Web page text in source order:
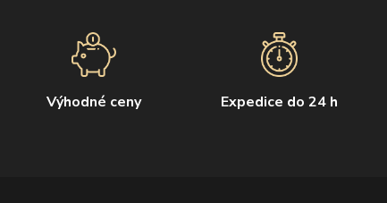
Výhodné ceny Expedice do 24 h